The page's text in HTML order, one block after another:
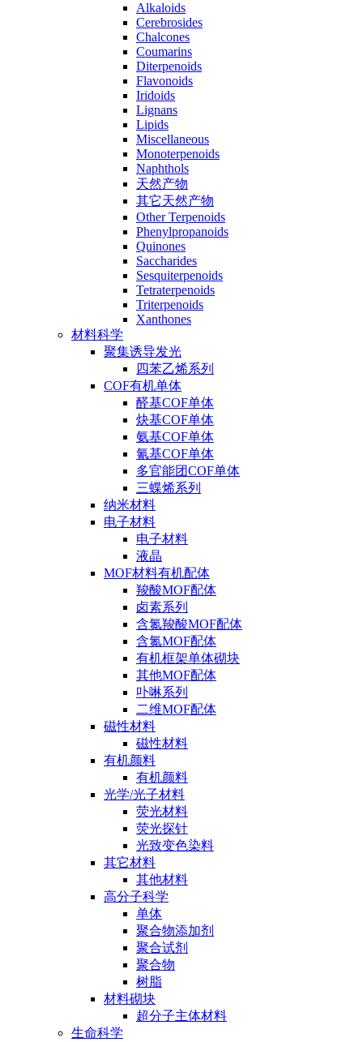
Alkaloids
Cerebrosides
Chalcones
Coumarins
Diterpenoids
Flavonoids
Iridoids
Lignans
Lipids
Miscellaneous
Monoterpenoids
Naphthols
天然产物
其它天然产物
Other Terpenoids
Phenylpropanoids
Quinones
Saccharides
Sesquiterpenoids
Tetraterpenoids
Triterpenoids
Xanthones
材料科学
聚集诱导发光
四苯乙烯系列
COF有机单体
醛基COF单体
炔基COF单体
氨基COF单体
氰基COF单体
多官能团COF单体
三蝶烯系列
纳米材料
电子材料
电子材料
液晶
MOF材料有机配体
羧酸MOF配体
卤素系列
含氮羧酸MOF配体
含氮MOF配体
有机框架单体砌块
其他MOF配体
卟啉系列
二维MOF配体
磁性材料
磁性材料
有机颜料
有机颜料
光学/光子材料
荧光材料
荧光探针
光致变色染料
其它材料
其他材料
高分子科学
单体
聚合物添加剂
聚合试剂
聚合物
树脂
材料砌块
超分子主体材料
生命科学